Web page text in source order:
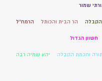
שמור
הר הבית והכותל הרמח"ל
חשוון הגדול
וחכמת הקבלה יהא שמיה רבה